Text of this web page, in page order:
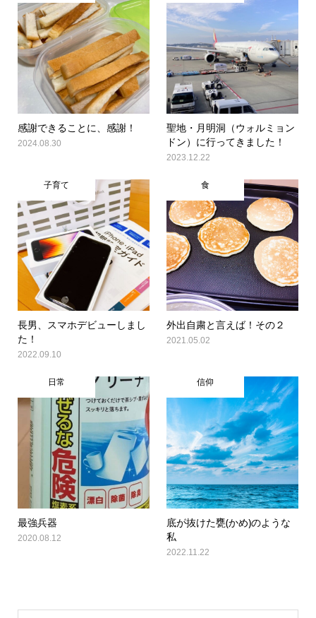
感謝できることに、感謝！
2024.08.30
聖地・月明洞（ウォルミョン
ドン）に行ってきました！
2023.12.22
子育て
長男、スマホデビューしまし
た！
2022.09.10
食
外出自粛と言えば！その２
2021.05.02
日常
最強兵器
2020.08.12
信仰
底が抜けた甕(かめ)のような
私
2022.11.22